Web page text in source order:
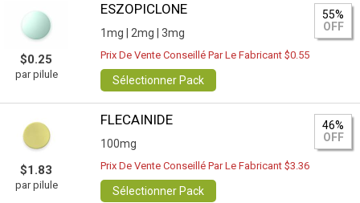
$0.25
par pilule
ESZOPICLONE
1mg | 2mg | 3mg
55%
OFF
Prix De Vente Conseillé Par Le Fabricant $0.55
Sélectionner Pack
$1.83
par pilule
FLECAINIDE
100mg
46%
OFF
Prix De Vente Conseillé Par Le Fabricant $3.36
Sélectionner Pack